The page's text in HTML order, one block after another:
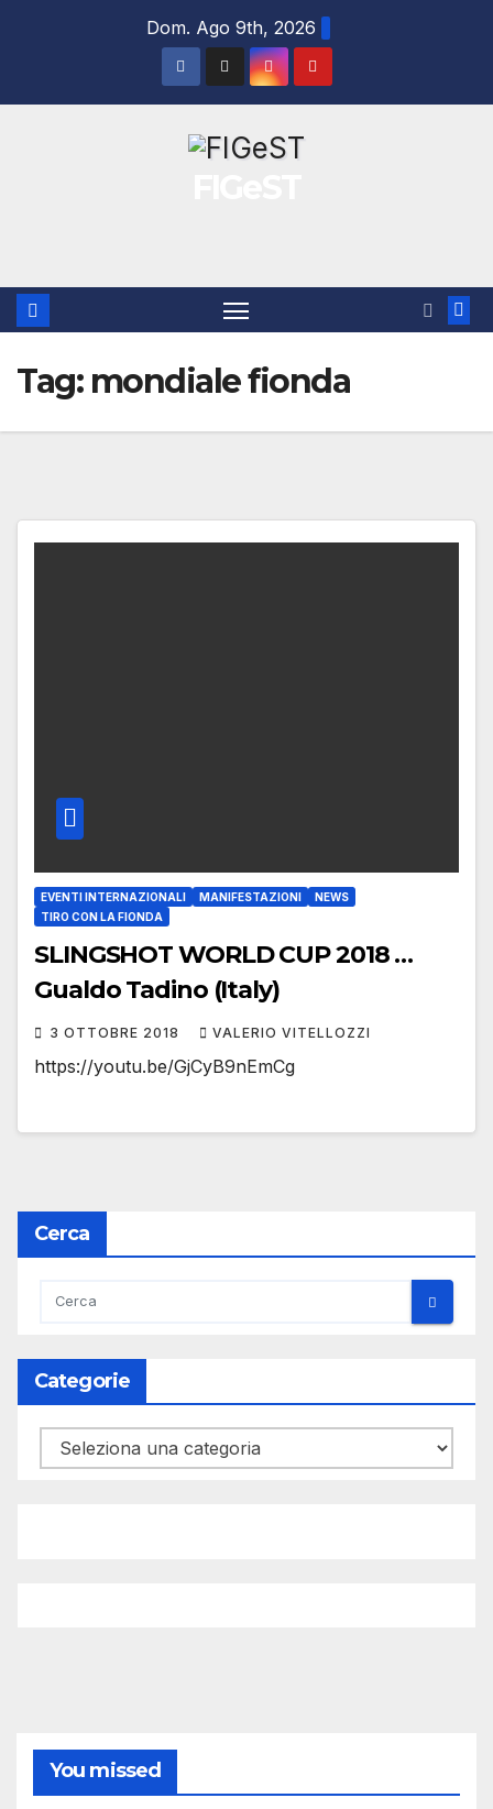
Dom. Ago 9th, 2026
Tag: mondiale fionda
EVENTI INTERNAZIONALI MANIFESTAZIONI
NEWS
TIRO CON LA FIONDA
SLINGSHOT WORLD CUP 2018 …
Gualdo Tadino (Italy)
3 OTTOBRE 2018 VALERIO VITELLOZZI
https://youtu.be/GjCyB9nEmCg
Cerca
Categorie
Categorie
You missed